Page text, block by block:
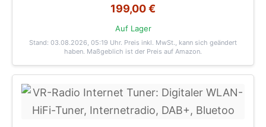
199,00 €
Auf Lager
Stand: 03.08.2026, 05:19 Uhr. Preis inkl. MwSt., kann sich geändert
haben. Maßgeblich ist der Preis auf Amazon.